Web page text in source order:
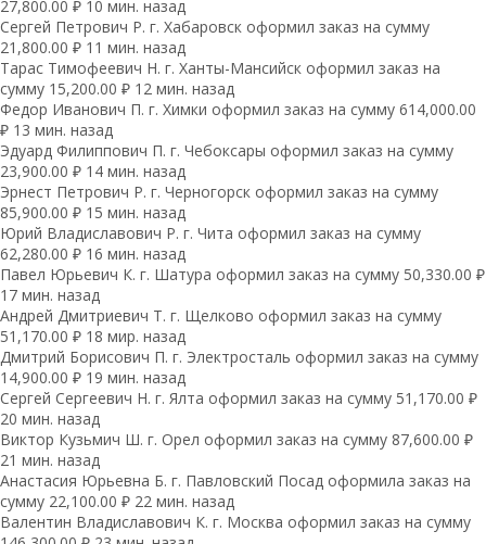
27,800.00 ₽ 10 мин. назад
Сергей Петрович Р. г. Хабаровск оформил заказ на сумму
21,800.00 ₽ 11 мин. назад
Тарас Тимофеевич Н. г. Ханты-Мансийск оформил заказ на
сумму 15,200.00 ₽ 12 мин. назад
Федор Иванович П. г. Химки оформил заказ на сумму 614,000.00
₽ 13 мин. назад
Эдуард Филиппович П. г. Чебоксары оформил заказ на сумму
23,900.00 ₽ 14 мин. назад
Эрнест Петрович Р. г. Черногорск оформил заказ на сумму
85,900.00 ₽ 15 мин. назад
Юрий Владиславович Р. г. Чита оформил заказ на сумму
62,280.00 ₽ 16 мин. назад
Павел Юрьевич К. г. Шатура оформил заказ на сумму 50,330.00 ₽
17 мин. назад
Андрей Дмитриевич Т. г. Щелково оформил заказ на сумму
51,170.00 ₽ 18 мир. назад
Дмитрий Борисович П. г. Электросталь оформил заказ на сумму
14,900.00 ₽ 19 мин. назад
Сергей Сергеевич Н. г. Ялта оформил заказ на сумму 51,170.00 ₽
20 мин. назад
Виктор Кузьмич Ш. г. Орел оформил заказ на сумму 87,600.00 ₽
21 мин. назад
Анастасия Юрьевна Б. г. Павловский Посад оформила заказ на
сумму 22,100.00 ₽ 22 мин. назад
Валентин Владиславович К. г. Москва оформил заказ на сумму